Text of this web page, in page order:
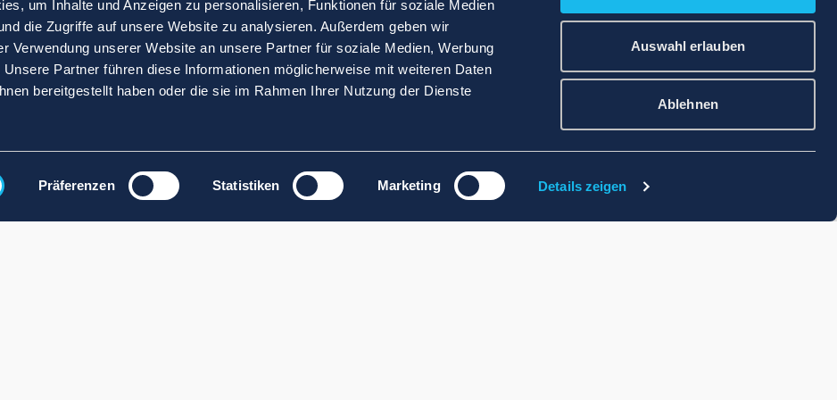
um Inhalte und Anzeigen zu personalisieren, Funktionen für soziale Medien
die Zugriffe auf unsere Website zu analysieren. Außerdem geben wir
Verwendung unserer Website an unsere Partner für soziale Medien, Werbung
Unsere Partner führen diese Informationen möglicherweise mit weiteren Daten
bereitgestellt haben oder die sie im Rahmen Ihrer Nutzung der Dienste
Präferenzen Statistiken Marketing Details zeigen
Auswahl erlauben
Ablehnen